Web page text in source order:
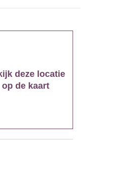
deze locatie
op de kaart